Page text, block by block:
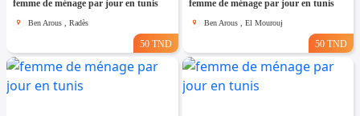
femme de ménage par jour en tunis
Ben Arous , Radès
50 TND
femme de ménage par jour en tunis
Ben Arous , El Mourouj
50 TND